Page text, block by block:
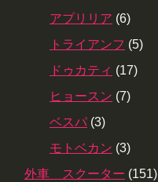
アプリリア (6)
トライアンフ (5)
ドゥカティ (17)
ヒョースン (7)
ベスパ (3)
モトベカン (3)
外車 スクーター (151)